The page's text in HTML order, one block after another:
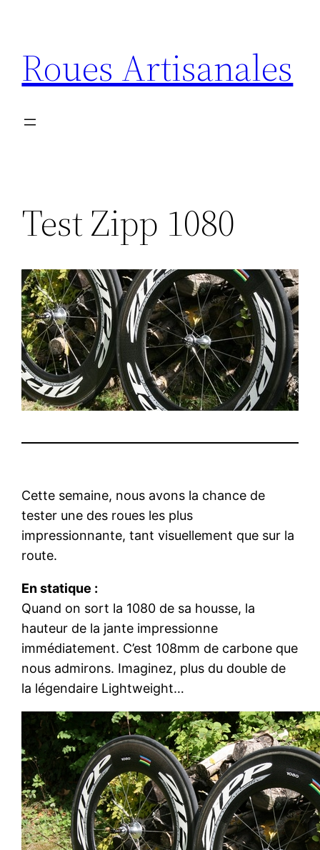
contenu
Roues Artisanales
Test Zipp 1080
Cette semaine, nous avons la chance de
tester une des roues les plus
impressionnante, tant visuellement que sur la
route.
En statique :
Quand on sort la 1080 de sa housse, la
hauteur de la jante impressionne
immédiatement. C’est 108mm de carbone que
nous admirons. Imaginez, plus du double de
la légendaire Lightweight…